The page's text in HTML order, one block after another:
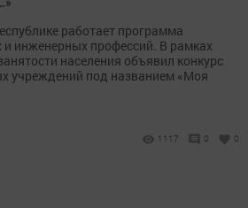
работает программа
и инженерных профессий. В рамках
населения объявил конкурс
учреждений под названием «Моя
1117 0 0